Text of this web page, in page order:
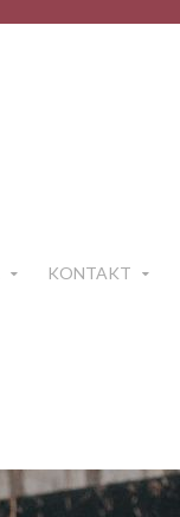
KONTAKT